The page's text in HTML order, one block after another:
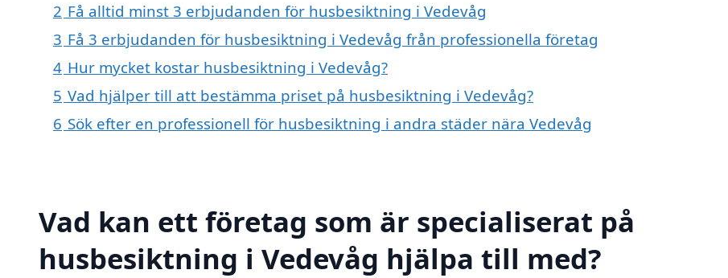
2 Få alltid minst 3 erbjudanden för husbesiktning i Vedevåg
3 Få 3 erbjudanden för husbesiktning i Vedevåg från professionella företag
4 Hur mycket kostar husbesiktning i Vedevåg?
5 Vad hjälper till att bestämma priset på husbesiktning i Vedevåg?
6 Sök efter en professionell för husbesiktning i andra städer nära Vedevåg
Vad kan ett företag som är specialiserat på
husbesiktning i Vedevåg hjälpa till med?